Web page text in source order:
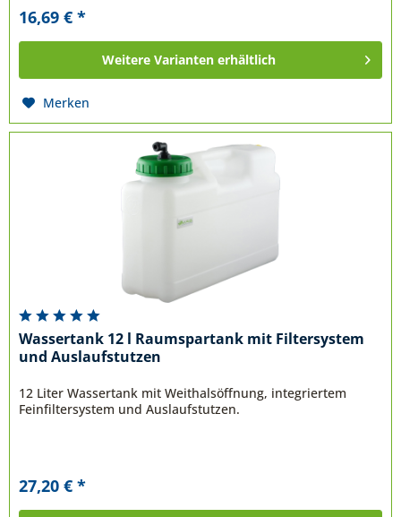
16,69 € *
Weitere Varianten erhältlich
Merken
Wassertank 12 l Raumspartank mit Filtersystem
und Auslaufstutzen
12 Liter Wassertank mit Weithalsöffnung, integriertem
Feinfiltersystem und Auslaufstutzen.
27,20 € *